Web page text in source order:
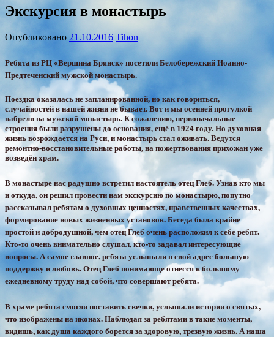
Экскурсия в монастырь
Опубликовано 21.10.2016 Tihon
Ребята из РЦ «Вершина Брянск» посетили Белобережский Иоанно-
Предтеченский мужской монастырь.
Поездка оказалась не запланированной, но как говориться,
случайностей в нашей жизни не бывает. Вот и мы осенней прогулкой
набрели на мужской монастырь. К сожалению, первоначальные
строения были разрушены до основания, ещё в 1924 году. Но духовная
жизнь возрождается на Руси, и монастырь стал оживать. Ведутся
ремонтно-восстановительные работы, на пожертвования прихожан уже
возведён храм.
В монастыре нас радушно встретил настоятель отец Глеб. Узнав кто мы
и откуда, он решил провести нам экскурсию по монастырю, попутно
рассказывал ребятам о духовных ценностях, нравственных качествах,
формирование новых жизненных установок. Беседа была крайне
простой и добродушной, чем отец Глеб очень расположил к себе ребят.
Кто-то очень внимательно слушал, кто-то задавал интересующие
вопросы. А самое главное, ребята услышали в свой адрес большую
поддержку и любовь. Отец Глеб понимающе отнесся к большому
ежедневному труду над собой, что совершают ребята.
В храме ребята смогли поставить свечки, услышали истории о святых,
что изображены на иконах. Наблюдая за ребятами в такие моменты,
видишь, как душа каждого борется за здоровую, трезвую жизнь. А наша